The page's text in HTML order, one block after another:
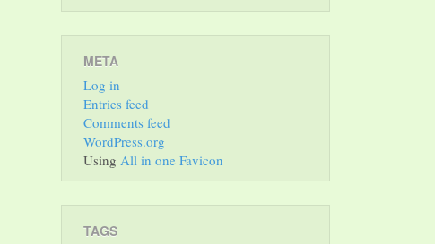
META
Log in
Entries feed
Comments feed
WordPress.org
Using All in one Favicon
TAGS